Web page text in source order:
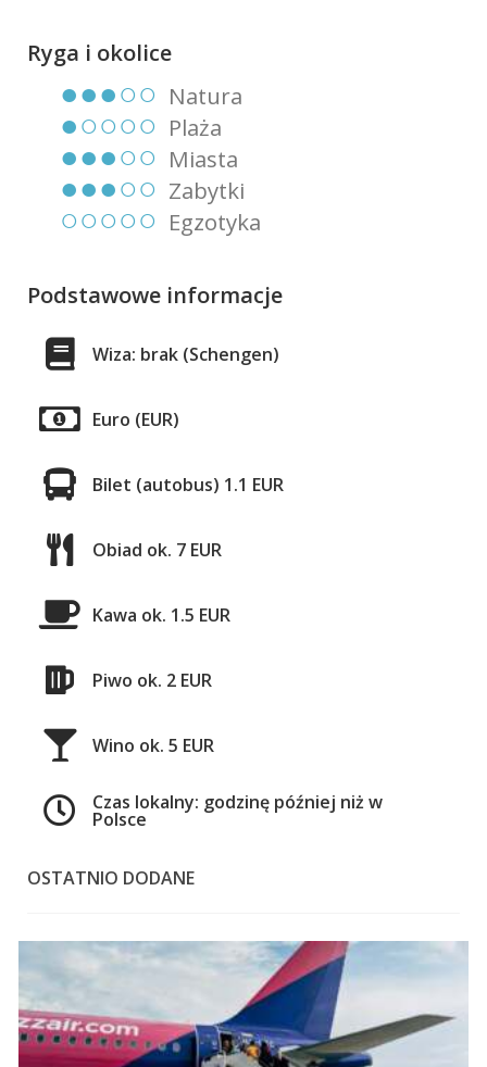
Ryga i okolice
●●●○○ Natura
●○○○○ Plaża
●●●○○ Miasta
●●●○○ Zabytki
○○○○○ Egzotyka
Podstawowe informacje
Wiza: brak (Schengen)
Euro (EUR)
Bilet (autobus) 1.1 EUR
Obiad ok. 7 EUR
Kawa ok. 1.5 EUR
Piwo ok. 2 EUR
Wino ok. 5 EUR
Czas lokalny: godzinę później niż w
Polsce
OSTATNIO DODANE